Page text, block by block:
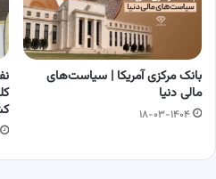
بانک مرکزی آمریکا | سیاست‌های
مالی دنیا
۱۸-۰۳-۱۴۰۴